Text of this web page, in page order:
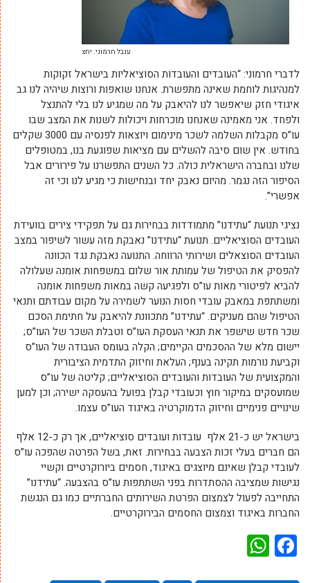
ענבל חרמוני. יחצ
לדברי חרמוני: “העובדים והעובדות הסוציאליות בישראל זקוקות
למנהיגות לוחמת שאינה מתפשרת. אנחנו שואפות ורוצות שיהיה לנו גב
איגודי חזק שיאפשר לנו להיאבק על מה שמגיע לנו בלי להתנצל
ולפחד. אני מאמינה שאנחנו מוכרחות ויכולות לשנות את המצב שבו
עו”ס מקבלות השלמה לשכר מינימום ויוצאות לפנסיה עם 3000 שקלים
בחודש. אין שום סיבה להשלים עם מציאות שפוגעת בנו, במטופלים
שלנו ובחברה הישראלית כולה. כל השנים התפשרנו על פירורים אבל
הסיפור הזה נגמר. מהיום נאבק יחד ובנחישות כי מגיע לנו וכי זה
אפשרי”.
נציגי תנועת “עתידנו” מתמודדות בבחירות גם על תפקידי צירים בוועידת
העובדים הסוציאליים. תנועת “עתידנו” נאבקת מזה עשור לשיפור במצב
העובדים הסוצאלים ושירותי הרווחה. התנועה נאבקת נגד הכוונה
להפסיק את הטיפול של עמותת אור שלום במשפחות אומנה שעלולה
להביא לפיטורי מאות עו”ס ולפגיעה קשה במאות משפחות אומנה
ומשתתפת במאבק עובדי חסות הנוער לשמירה על מקום עבודתם ותנאי
הטיפול שהם מעניקים. “עתידנו” מתכוונת להיאבק על חתימת הסכם
שכר חדש שישפר את תנאי העסקת העו”ס וטבלת השכר של העו”ס;
יישום מלא של ההסכמים הקיימים; הקלה בעומס העבודה של העו”ס
וקביעת נורמות תקינה בענף; העלאת וחיזוק התדמית הציבורית
והמקצועית של העובדות והעובדים הסוציאליים; קליטה של עו”ס
שמועסקים במיקור חוץ וכעובדי קבלן בפועל בהעסקה ישירה; וכן למען
שינויים פנימיים וחיזוק הדמוקרטיה באיגוד העו”ס עצמו.
בישראל יש כ-21 אלף עובדות ועובדים סוציאליים, אך רק כ-12 אלף
הם חברים בעלי זכות הצבעה בבחירות. זאת, בשל הפרטה שהפכה עו”ס
לעובדי קבלן שאינם מיוצגים באיגוד, חסמים ביורוקרטיים וקשיי
נגישות שמציבה ההסתדרות בפני השתתפות עו”ס בהצבעה. “עתידנו”
התחייבה לפעול לצמצום הפרטת השירותים החברתיים כמו גם הנגשת
החברות באיגוד וצמצום החסמים הבירוקרטיים.
Facebook